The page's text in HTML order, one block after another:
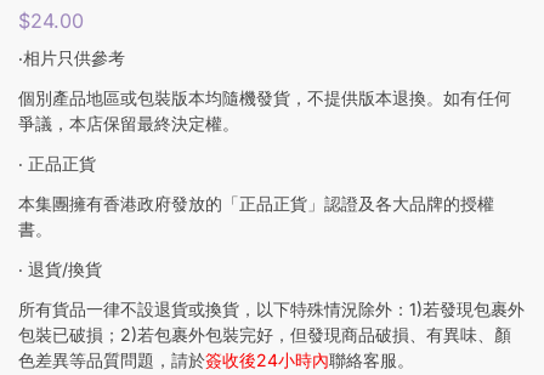
$24.00
‧相片只供參考
個別產品地區或包裝版本均隨機發貨，不提供版本退換。如有任何
爭議，本店保留最終決定權。
‧ 正品正貨
本集團擁有香港政府發放的「正品正貨」認證及各大品牌的授權
書。
‧ 退貨/換貨
所有貨品一律不設退貨或換貨，以下特殊情況除外：1)若發現包裹外
包裝已破損；2)若包裹外包裝完好，但發現商品破損、有異味、顏
色差異等品質問題，請於簽收後24小時內聯絡客服。